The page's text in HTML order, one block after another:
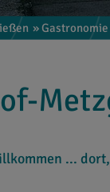
» Gastronomie
...